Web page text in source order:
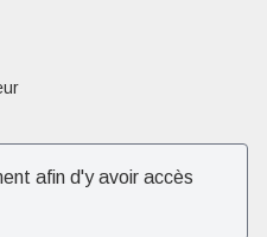
afin d'y avoir accès